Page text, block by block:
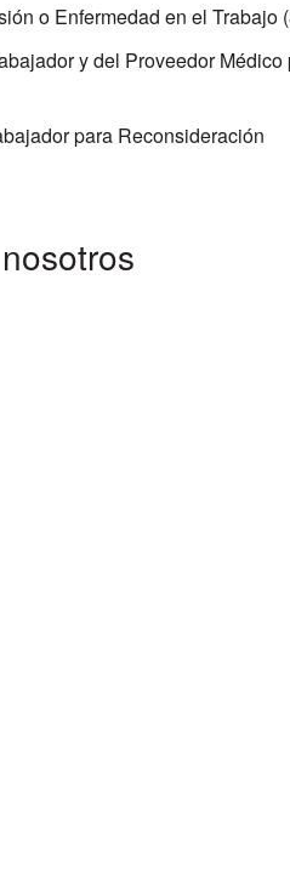
o Enfermedad en el Trabajo
y del Proveedor
para Reconsideración